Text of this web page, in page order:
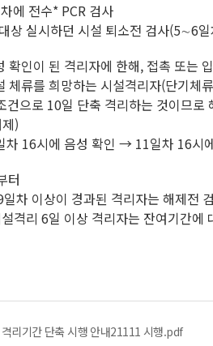
에 전수* PCR 검사
상 실시하던 시설 퇴소전 검사(5∼6
인이 된 격리자에 한해, 접촉 또는
체류를 희망하는 시설격리자(단기
으로 10일 단축 격리하는 것이므로
)
16시에 음성 확인 → 11일차 16시
터
차 이상이 경과된 격리자는 해제전
격리 6일 이상 격리자는 잔여기간에
리기간 단축 시행 안내21111 시행.pdf